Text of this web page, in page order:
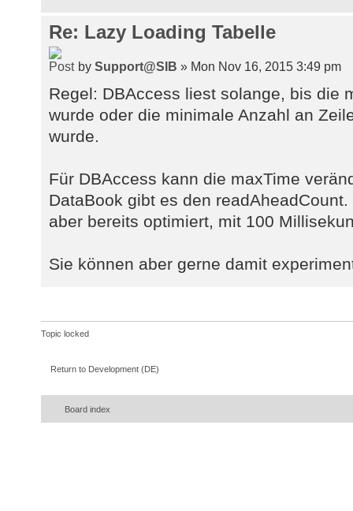
Re: Lazy Loading Tabelle
by Support@SIB » Mon Nov 16, 2015 3:49 pm
Regel: DBAccess liest solange, bis die
wurde oder die minimale Anzahl an
wurde.
Für DBAccess kann die maxTime
DataBook gibt es den
aber bereits optimiert, mit 100
Sie können aber gerne damit
Topic locked
Return to Development (DE)
Board index